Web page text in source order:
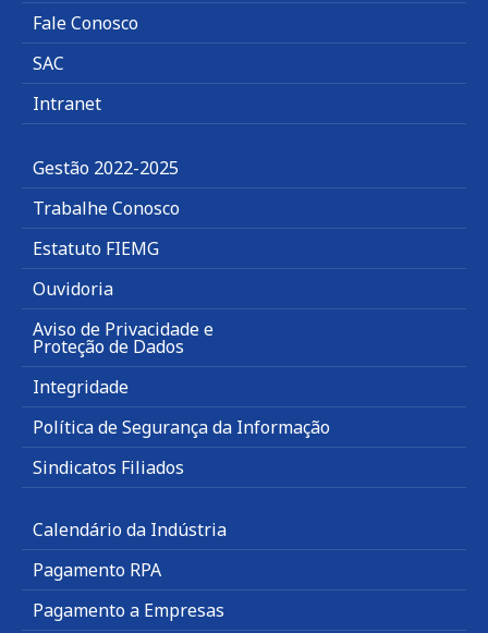
Fale Conosco
SAC
Intranet
Gestão 2022-2025
Trabalhe Conosco
Estatuto FIEMG
Ouvidoria
Aviso de Privacidade e
Proteção de Dados
Integridade
Política de Segurança da Informação
Sindicatos Filiados
Calendário da Indústria
Pagamento RPA
Pagamento a Empresas